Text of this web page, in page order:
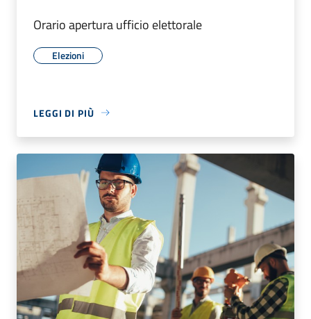
Orario apertura ufficio elettorale
Elezioni
LEGGI DI PIÙ